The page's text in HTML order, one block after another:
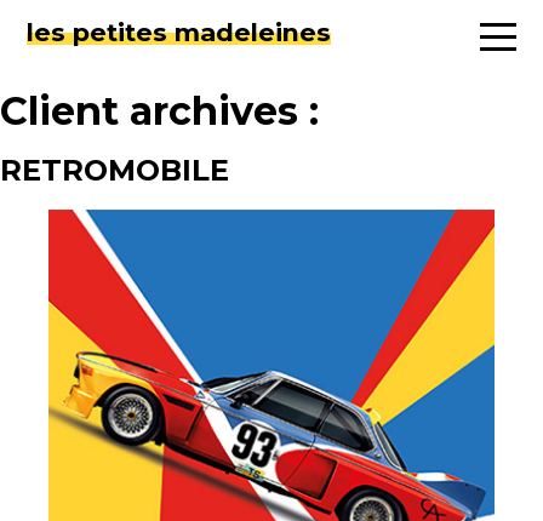
les petites madeleines
Client archives :
RETROMOBILE